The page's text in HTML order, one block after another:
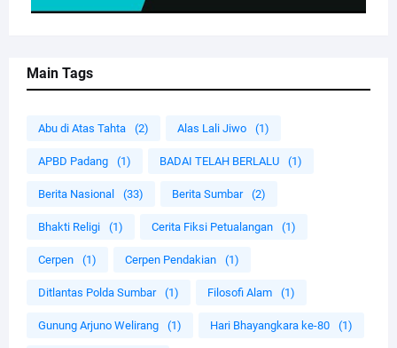
Main Tags
Abu di Atas Tahta (2) Alas Lali Jiwo (1)
APBD Padang (1) BADAI TELAH BERLALU (1)
Berita Nasional (33) Berita Sumbar (2)
Bhakti Religi (1) Cerita Fiksi Petualangan (1)
Cerpen (1) Cerpen Pendakian (1)
Ditlantas Polda Sumbar (1) Filosofi Alam (1)
Gunung Arjuno Welirang (1) Hari Bhayangkara ke-80 (1)